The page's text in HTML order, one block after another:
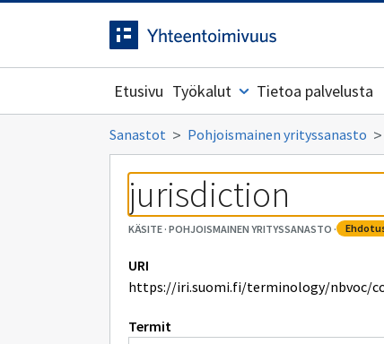
Siirrytty
Etusivu Työkalut Tietoa palvelusta
Sanastot Pohjoismainen yrityssanasto
jurisdiction
KÄSITE· POHJOISMAINEN YRITYSSANASTO ·
URI
https://iri.suomi.fi/terminology/nbvoc/
Termit